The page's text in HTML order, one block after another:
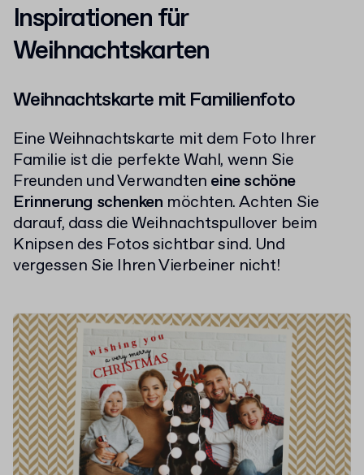
Inspirationen für
Weihnachtskarten
Weihnachtskarte mit Familienfoto
Eine Weihnachtskarte mit dem Foto Ihrer
Familie ist die perfekte Wahl, wenn Sie
Freunden und Verwandten eine schöne
Erinnerung schenken möchten. Achten Sie
darauf, dass die Weihnachtspullover beim
Knipsen des Fotos sichtbar sind. Und
vergessen Sie Ihren Vierbeiner nicht!